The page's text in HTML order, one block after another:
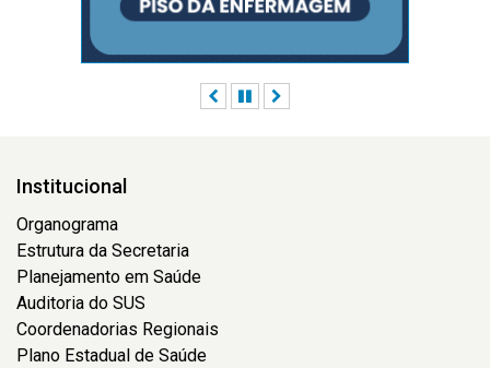
AnteriorPausar
Institucional
Organograma
Estrutura da Secretaria
Planejamento em Saúde
Auditoria do SUS
Coordenadorias Regionais
Plano Estadual de Saúde